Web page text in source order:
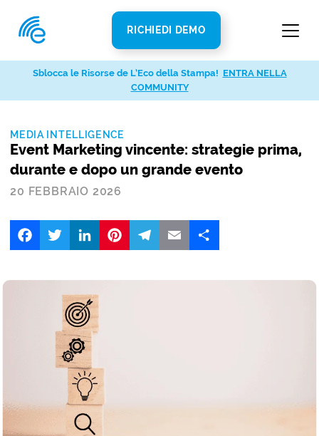
RICHIEDI DEMO
MEDIA INTELLIGENCE
Event Marketing vincente: strategie prima,
durante e dopo un grande evento
20 FEBBRAIO 2026
FacebookTwitter LinkedIn
Sblocca le Risorse de L’Eco della Stampa! ENTRA NELLA
COMMUNITY